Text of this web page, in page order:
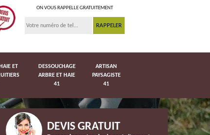
ON VOUS RAPPELLE GRATUITEMENT
ET
DESSOUCHAGE
ARBRE ET HAIE
41
ARTISAN
PAYSAGISTE
41
DEVIS GRATUIT